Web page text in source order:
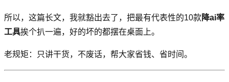
所以，这篇长文，我就豁出去了，把最有代表性的10款降ai率
工具挨个扒一遍，好的坏的都摆在桌面上。
老规矩：只讲干货，不废话，帮大家省钱、省时间。